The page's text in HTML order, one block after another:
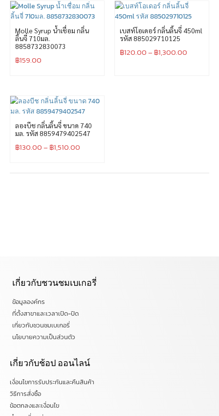
Molle Syrup น้ำเชื่อม กลิ่น
ลิ้นจี่ 710มล.
8858732830073
฿159.00
เบสท์โอเดอร์ กลิ่นลิ้นจี่ 450ml
รหัส 885029710125
฿120.00– ฿1,300.00
ลองบีช กลิ่นลิ้นจี่ ขนาด 740
มล. รหัส 8859479402547
฿130.00– ฿1,510.00
เกี่ยวกับชวนชมเบเกอรี่
ข้อมูลองค์กร
ที่ตั้งสาขาและเวลาเปิด-ปิด
เกี่ยวกับชวนชมเบเกอรี่
นโยบายความเป็นส่วนตัว
เกี่ยวกับช้อป ออนไลน์
เงื่อนไขการรับประกันและคืนสินค้า
วิธีการสั่งซื้อ
ข้อตกลงและเงื่อนไข